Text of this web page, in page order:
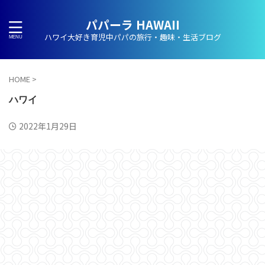
パパーラ HAWAII
ハワイ大好き育児中パパの旅行・趣味・生活ブログ
HOME >
ハワイ
2022年1月29日